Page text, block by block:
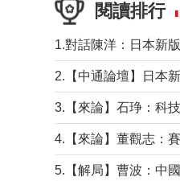
閱讀排行
4.【來論】董觀志：